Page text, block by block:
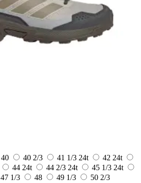
40 40 2/3 41 1/3 24t 42 24t
44 24t 44 2/3 24t 45 1/3 24t
47 1/3 48 49 1/3
50 2/3